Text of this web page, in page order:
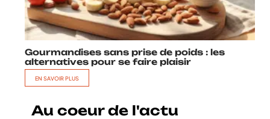
Gourmandises sans prise de poids : les
alternatives pour se faire plaisir
EN SAVOIR PLUS
Au coeur de l'actu